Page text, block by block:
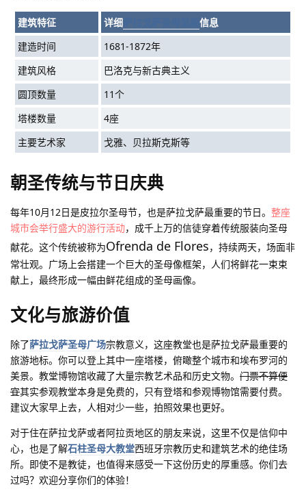
建筑特征 详细 萨拉戈萨圣母圣殿信息
建造时间
1681-1872年
建筑风格
巴洛克与新古典主义
圆顶数量
11个
塔楼数量
4座
主要艺术家
戈雅、贝拉斯克斯等
朝圣传统与节日庆典
每年10月12日是皮拉尔圣母节，也是萨拉戈萨最重要的节日。 整座
城市会举行盛大的游行活动，成千上万的信徒穿着传统服装向圣母
献花。这个传统被称为Ofrenda de Flores，持续两天，场面非
常壮观。广场上会搭建一个巨大的圣母像框架，人们将鲜花一束束
献上，最终形成一幅由鲜花组成的圣母画像。
文化与旅游价值
除了萨拉戈萨圣母广场宗教意义，这座教堂也是萨拉戈萨最重要的
旅游地标。你可以登上其中一座塔楼，俯瞰整个城市和埃布罗河的
美景。教堂博物馆收藏了大量宗教艺术品和历史文物。 门票不算便
宜其实参观教堂本身是免费的，只有登塔和参观博物馆需要付费。
建议大家早上去，人相对少一些，拍照效果也更好。
对于住在萨拉戈萨或者阿拉贡地区的朋友来说，这里不仅是信仰中
心，也是了解石柱圣母大教堂西班牙宗教历史和建筑艺术的绝佳场
所。即使不是教徒，也值得来感受一下这份历史的厚重感。你们去
过吗？欢迎分享你们的体验！